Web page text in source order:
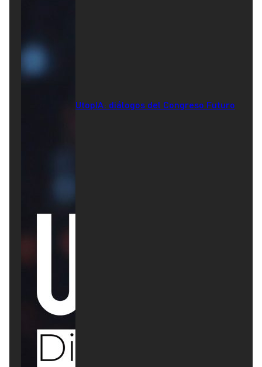
UtopIA: diálogos del Congreso Futuro